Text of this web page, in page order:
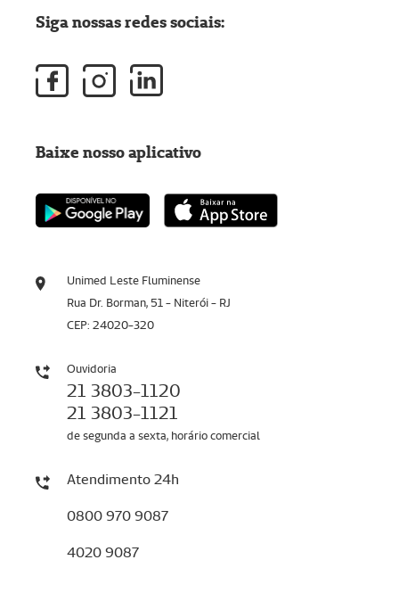
Unimed Leste Fluminense
Rua Dr. Borman, 51 - Niterói - RJ
CEP: 24020-320
Ouvidoria
21 3803-1120
21 3803-1121
de segunda a sexta, horário comercial
Atendimento 24h
0800 970 9087
4020 9087
Siga nossas redes sociais:
Baixe nosso aplicativo